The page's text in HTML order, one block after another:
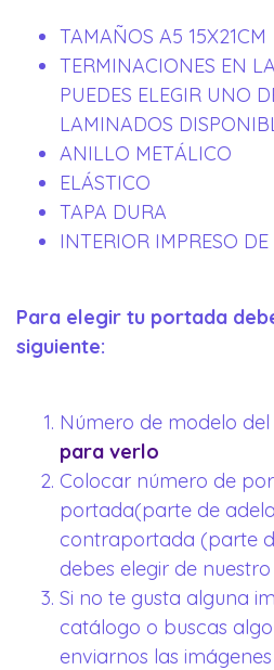
TAMAÑOS A5 15X21CM
TERMINACIONES EN
PUEDES ELEGIR UNO
LAMINADOS
ANILLO METÁLICO
ELÁSTICO
TAPA DURA
INTERIOR IMPRESO DE
Para elegir tu portada
siguiente:
Número de modelo
para verlo
Colocar número de
portada(parte de
contraportada (parte
debes elegir de
Si no te gusta alguna
catálogo o buscas
enviarnos las